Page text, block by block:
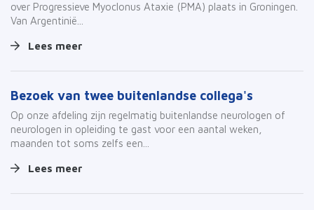
over Progressieve Myoclonus Ataxie (PMA) plaats in Groningen.
Van Argentinië...
Lees meer
Bezoek van twee buitenlandse collega's
Op onze afdeling zijn regelmatig buitenlandse neurologen of
neurologen in opleiding te gast voor een aantal weken,
maanden tot soms zelfs een...
Lees meer